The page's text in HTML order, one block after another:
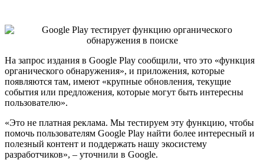
На запрос издания в Google Play сообщили, что это «функция
органического обнаружения», и приложения, которые
появляются там, имеют «крупные обновления, текущие
события или предложения, которые могут быть интересны
пользователю».
«Это не платная реклама. Мы тестируем эту функцию, чтобы
помочь пользователям Google Play найти более интересный и
полезный контент и поддержать нашу экосистему
разработчиков», – уточнили в Google.